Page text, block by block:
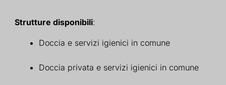
Strutture disponibili:
Doccia e servizi igienici in comune
Doccia privata e servizi igienici in comune